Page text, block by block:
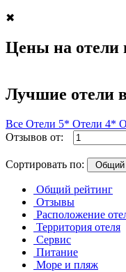
✖
Цены на отели
Лучшие отели
Все Отели 5* Отели 4*
Отзывов от:
Сортировать по: Общий
Общий рейтинг
Отзывы
Расположение
Территория отеля
Сервис
Питание
Море и пляж